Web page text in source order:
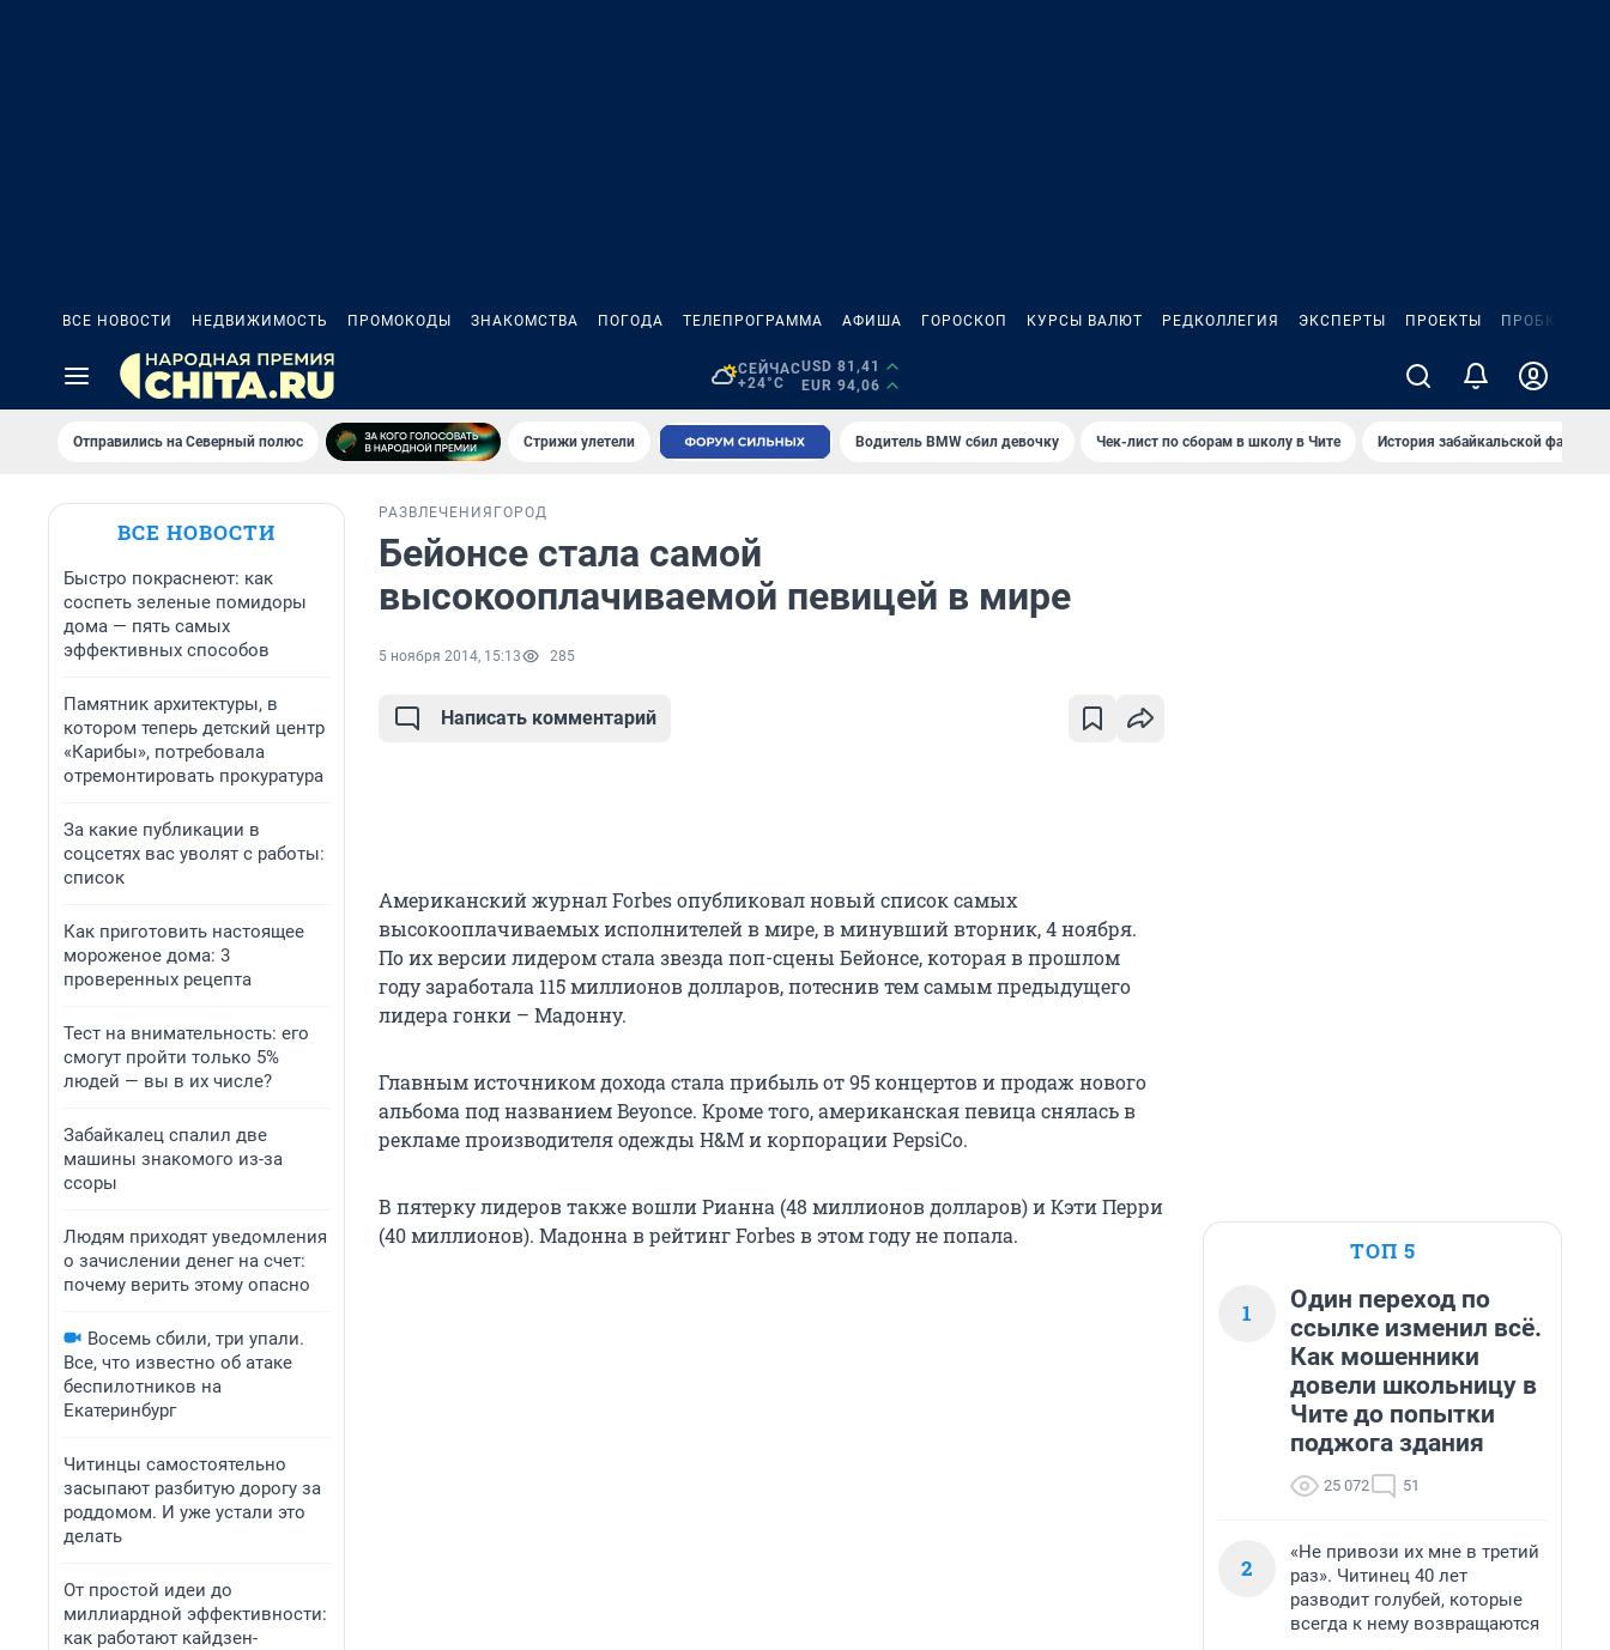
ВСЕ НОВОСТИ НЕДВИЖИМОСТЬ ПРОМОКОДЫ ЗНАКОМСТВА ПОГОДА ТЕЛЕПРОГРАММА АФИША ГОРОСКОП КУРСЫ ВАЛЮТ РЕДКОЛЛЕГИЯ ЭКСПЕРТЫ ПРОЕКТЫ ПРОБКИ
СЕЙЧАС
+24°C
USD 81,41
EUR 94,06
Отправились на Северный полюс Стрижи улетели Водитель BMW сбил девочку Чек-лист по сборам в школу в Чите История забайкальской фамилии
ВСЕ НОВОСТИ
Быстро покраснеют: как
соспеть зеленые помидоры
дома — пять самых
эффективных способов
Памятник архитектуры, в
котором теперь детский центр
«Карибы», потребовала
отремонтировать прокуратура
За какие публикации в
соцсетях вас уволят с работы:
список
Как приготовить настоящее
мороженое дома: 3
проверенных рецепта
Тест на внимательность: его
смогут пройти только 5%
людей — вы в их числе?
Забайкалец спалил две
машины знакомого из-за
ссоры
Людям приходят уведомления
о зачислении денег на счет:
почему верить этому опасно
Восемь сбили, три упали.
Все, что известно об атаке
беспилотников на
Екатеринбург
Читинцы самостоятельно
засыпают разбитую дорогу за
роддомом. И уже устали это
делать
От простой идеи до
миллиардной эффективности:
как работают кайдзен-
РАЗВЛЕЧЕНИЯ ГОРОД
Бейонсе стала самой
высокооплачиваемой певицей в мире
5 ноября 2014, 15:13 285
Написать комментарий
Американский журнал Forbes опубликовал новый список самых
высокооплачиваемых исполнителей в мире, в минувший вторник, 4 ноября.
По их версии лидером стала звезда поп-сцены Бейонсе, которая в прошлом
году заработала 115 миллионов долларов, потеснив тем самым предыдущего
лидера гонки – Мадонну.
Главным источником дохода стала прибыль от 95 концертов и продаж нового
альбома под названием Beyonce. Кроме того, американская певица снялась в
рекламе производителя одежды H&M и корпорации PepsiCo.
В пятерку лидеров также вошли Рианна (48 миллионов долларов) и Кэти Перри
(40 миллионов). Мадонна в рейтинг Forbes в этом году не попала.
ТОП 5
1
Один переход по
ссылке изменил всё.
Как мошенники
довели школьницу в
Чите до попытки
поджога здания
25 072 51
2
«Не привози их мне в третий
раз». Читинец 40 лет
разводит голубей, которые
всегда к нему возвращаются